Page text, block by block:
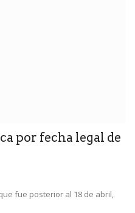
por fecha legal de
fue posterior al 18 de abril,